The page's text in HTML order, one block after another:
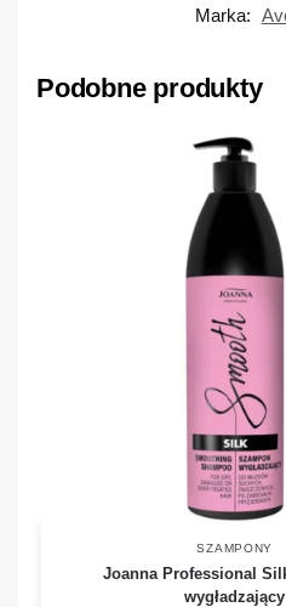
Marka:
Podobne produkty
SZAMPONY
Joanna Professional
wygładzający